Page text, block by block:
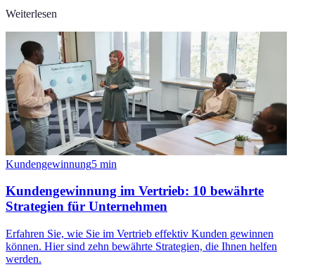
Weiterlesen
Kundengewinnung5 min
Kundengewinnung im Vertrieb: 10 bewährte
Strategien für Unternehmen
Erfahren Sie, wie Sie im Vertrieb effektiv Kunden gewinnen
können. Hier sind zehn bewährte Strategien, die Ihnen helfen
werden.